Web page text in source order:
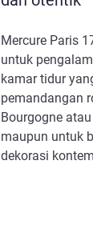
Mercure Paris
untuk
kamar tidur
pemandangan
Bourgogne
maupun untuk
dekorasi